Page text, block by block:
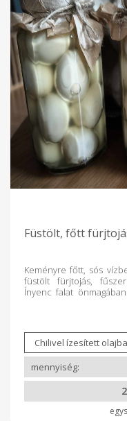
Füstölt, főtt
Keményre főtt, sós
füstölt fürjtojás,
Ínyenc falat
olaj további
ízekben elérhető:
lilahagymás Kérlek
füstölt főtt
(zöldfűszer/fokhagyma/